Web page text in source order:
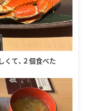
くて、２個食べた